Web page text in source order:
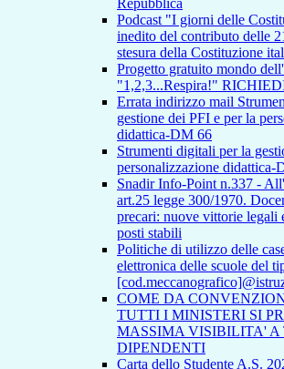
Repubblica
Podcast "I giorni delle
inedito del contributo delle
stesura della Costituzione
Progetto gratuito mondo
"1,2,3...Respira!"
Errata indirizzo mail
gestione dei PFI e per la
didattica-DM 66
Strumenti digitali per la
personalizzazione didattica-
Snadir Info-Point n.337 -
art.25 legge 300/1970.
precari: nuove vittorie legali
posti stabili
Politiche di utilizzo delle
elettronica delle scuole del
COME DA
TUTTI I MINISTERI SI
MASSIMA VISIBILITA' A
DIPENDENTI
Carta dello Studente A.S.